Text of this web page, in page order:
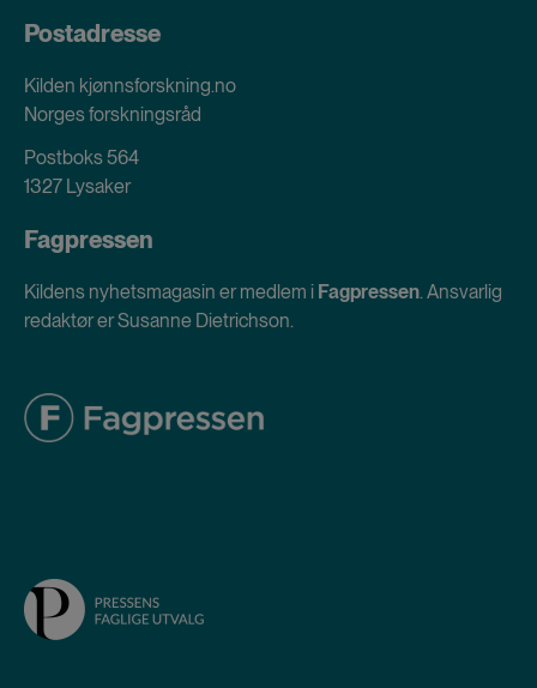
Postadresse
Kilden kjønnsforskning.no
Norges forskningsråd
Postboks 564
1327 Lysaker
Fagpressen
Kildens nyhetsmagasin er medlem i Fagpressen. Ansvarlig
redaktør er Susanne Dietrichson.